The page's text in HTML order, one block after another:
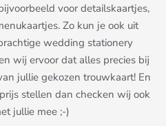
voor detailskaartjes,
Zo kun je ook uit
wedding stationery
wij ervoor dat alles precies bij
jullie gekozen trouwkaart! En
stellen dan checken wij ook
jullie mee ;-)